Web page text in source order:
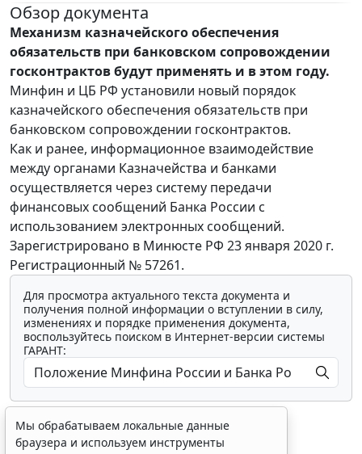
Обзор документа
Механизм казначейского обеспечения
обязательств при банковском сопровождении
госконтрактов будут применять и в этом году.
Минфин и ЦБ РФ установили новый порядок
казначейского обеспечения обязательств при
банковском сопровождении госконтрактов.
Как и ранее, информационное взаимодействие
между органами Казначейства и банками
осуществляется через систему передачи
финансовых сообщений Банка России с
использованием электронных сообщений.
Зарегистрировано в Минюсте РФ 23 января 2020 г.
Регистрационный № 57261.
Для просмотра актуального текста документа и
получения полной информации о вступлении в силу,
изменениях и порядке применения документа,
воспользуйтесь поиском в Интернет-версии системы
ГАРАНТ:
Мы обрабатываем локальные данные
браузера и используем инструменты